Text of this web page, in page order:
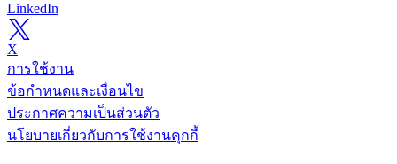
LinkedIn
X
การใช้งาน
ข้อกำหนดและเงื่อนไข
ประกาศความเป็นส่วนตัว
นโยบายเกี่ยวกับการใช้งานคุกกี้